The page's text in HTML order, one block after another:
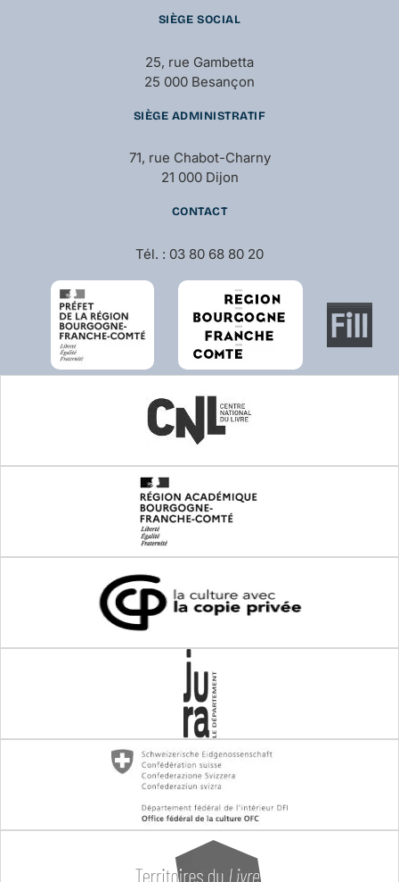
SIÈGE SOCIAL
25, rue Gambetta
25 000 Besançon
SIÈGE ADMINISTRATIF
71, rue Chabot-Charny
21 000 Dijon
CONTACT
Tél. : 03 80 68 80 20